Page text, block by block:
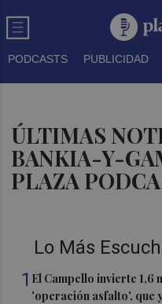
PODCASTS PUBLICIDAD
ÚLTIMAS
BANKIA-Y-
PLAZA
Lo Más
1 El Campello invierte 1,6
'operación asfalto', que